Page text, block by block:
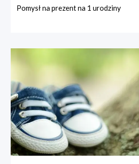
Pomysł na prezent na 1 urodziny